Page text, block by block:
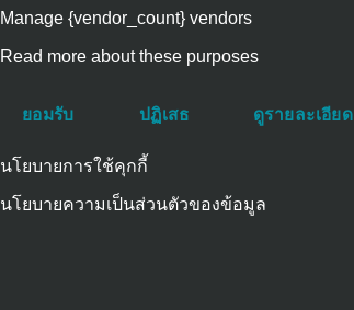
Manage {vendor_count} vendors
Read more about these purposes
ยอมรับ ปฏิเสธ ดูรายละเอียด
นโยบายการใช้คุกกี้
นโยบายความเป็นส่วนตัวของข้อมูล